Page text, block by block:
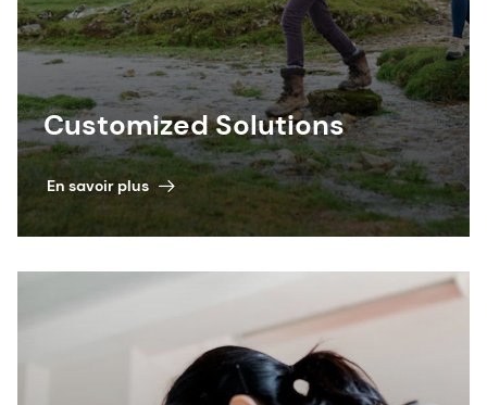
Customized Solutions
En savoir plus